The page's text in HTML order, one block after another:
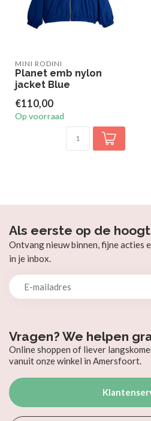
MINI RODINI
Planet emb nylon
jacket Blue
€110,00
Op voorraad
Vragen? We helpen
Online shoppen of liever
vanuit onze winkel in Amersfoort.
Als eerste op de
Ontvang nieuw binnen, fijne acties
in je inbox.